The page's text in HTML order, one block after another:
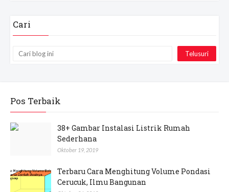
Cari
Pos Terbaik
38+ Gambar Instalasi Listrik Rumah
Sederhana
Oktober 19, 2019
Terbaru Cara Menghitung Volume Pondasi
Cerucuk, Ilmu Bangunan